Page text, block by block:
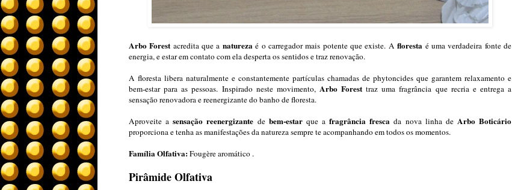
Arbo Forestacredita que a naturezaé o carregador mais potente que existe. Afloresta é uma verdadeira fonte de
energia, e estar em contato com ela desperta os sentidos e traz renovação.
A floresta libera naturalmente e constantemente partículas chamadas de phytoncides que garantem relaxamento e
bem-estar para as pessoas. Inspirado neste movimento, Arbo Foresttraz uma fragrância que recria e entrega a
sensação renovadora e reenergizante do banho de floresta.
Aproveite asensação reenergizante de bem-estarque afragrância fresca da nova linha de Arbo Boticário
proporciona e tenha as manifestações da natureza sempre te acompanhando em todos os momentos.
Família Olfativa:Fougère aromático .
Pirâmide Olfativa